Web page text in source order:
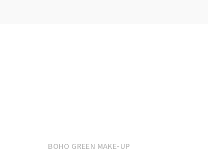
BOHO GREEN MAKE-UP